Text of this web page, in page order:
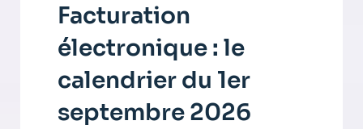
Facturation
électronique : le
calendrier du 1er
septembre 2026